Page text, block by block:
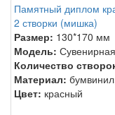
Памятный диплом
2 створки (мишка)
Размер: 130*170 мм
Модель:
Количество
Материал:
Цвет: красный